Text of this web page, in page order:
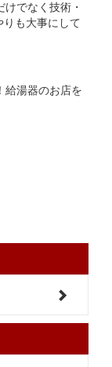
でなく技術・
も大事にして
給湯器のお店を